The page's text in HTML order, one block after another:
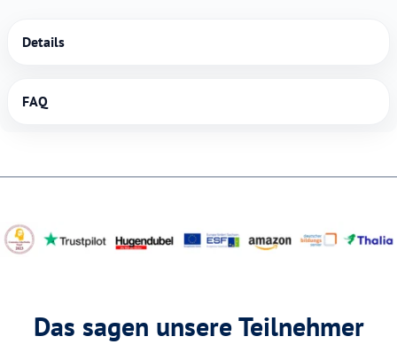
Details
FAQ
Das sagen unsere Teilnehmer